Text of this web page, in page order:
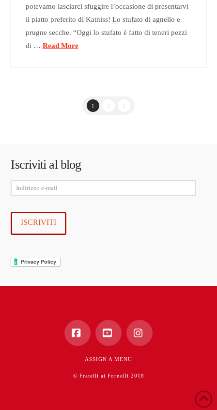
potevamo lasciarci sfuggire l’occasione di presentarvi
il piatto preferito di Katniss! Lo stufato di agnello e
prugne secche. “Oggi lo stufato è fatto di teneri pezzi
di … Read More
1 3
Iscriviti al blog
Indirizzo
e-
mail
ISCRIVITI
FacebookYouTube
ASSIGN A MENU
© Fratelli ai Fornelli 2018